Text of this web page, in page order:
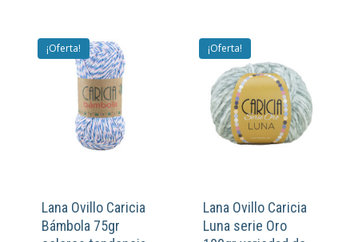
€2,75.€2,25.
¡Oferta!
Lana Ovillo Caricia
Bámbola 75gr
¡Oferta!
Lana Ovillo Caricia
Luna serie Oro